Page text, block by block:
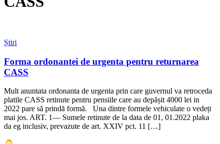
Știri
Forma ordonantei de urgenta pentru returnarea
CASS
Mult anuntata ordonanta de urgenta prin care guvernul va retroceda
platile CASS retinute pentru pensiile care au depășit 4000 lei in
2022 pare să prindă formă. Una dintre formele vehiculate o vedeți
mai jos. ART. 1— Sumele retinute de la data de 01, 01.2022 plaka
da eg inclusiv, prevazute de art. XXIV pct. 11 […]